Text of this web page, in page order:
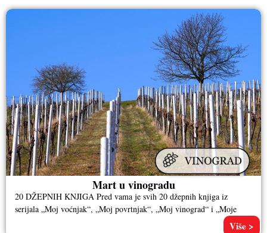
Mart u vinogradu
20 DŽEPNIH KNJIGA Pred vama je svih 20 džepnih knjiga iz
serijala „Moj voćnjak“, „Moj povrtnjak“, „Moj vinograd“ i „Moje
Više >